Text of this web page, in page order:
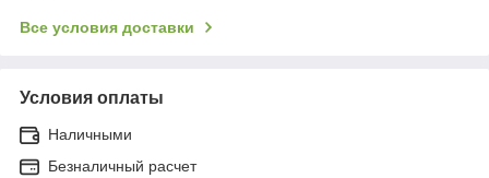
Все условия доставки
Условия оплаты
Наличными
Безналичный расчет